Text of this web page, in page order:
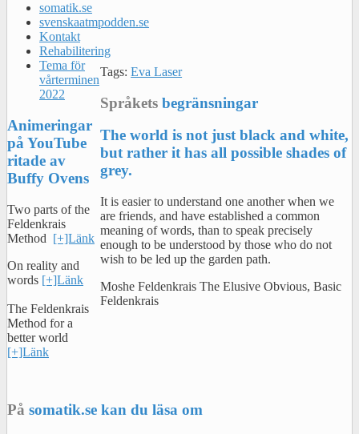
Tags:Eva Laser
Språkets begränsningar
The world is not just black and white,
but rather it has all possible shades of
grey.
It is easier to understand one another when we
are friends, and have established a common
meaning of words, than to speak precisely
enough to be understood by those who do not
wish to be led up the garden path.
Moshe Feldenkrais The Elusive Obvious, Basic
Feldenkrais
somatik.se
svenskaatmpodden.se
Kontakt
Rehabilitering
Tema för
vårterminen
2022
Animeringar
på YouTube
ritade av
Buffy Ovens
Two parts of the
Feldenkrais
Method [+]Länk
On reality and
words [+]Länk
The Feldenkrais
Method for a
better world
[+]Länk
På somatik.se kan du läsa om